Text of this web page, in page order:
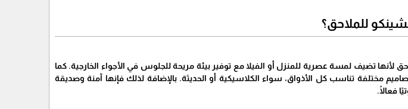
للملاحق؟
لأنها تضيف لمسة عصرية للمنزل أو الفيلا مع توفير بيئة مريحة للجلوس في الأجواء الخارجية. كما
مختلفة تناسب كل الأذواق، سواء الكلاسيكية أو الحديثة. بالإضافة لذلك فإنها آمنة وصديقة
فعالًا.